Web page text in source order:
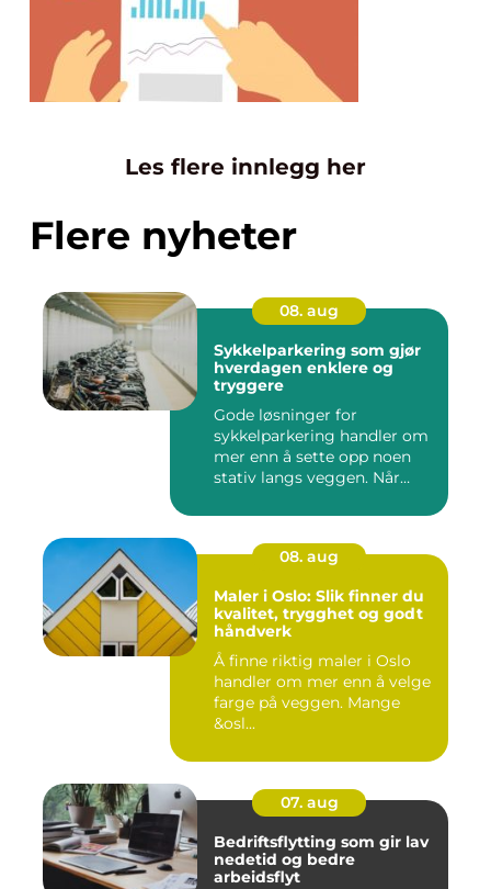
Les flere innlegg her
Flere nyheter
08. aug
Sykkelparkering som gjør
hverdagen enklere og
tryggere
Gode løsninger for
sykkelparkering handler om
mer enn å sette opp noen
stativ langs veggen. Når
08. aug
Maler i Oslo: Slik finner du
kvalitet, trygghet og godt
håndverk
Å finne riktig maler i Oslo
handler om mer enn å velge
farge på veggen. Mange
&osl...
07. aug
Bedriftsflytting som gir lav
nedetid og bedre
arbeidsflyt